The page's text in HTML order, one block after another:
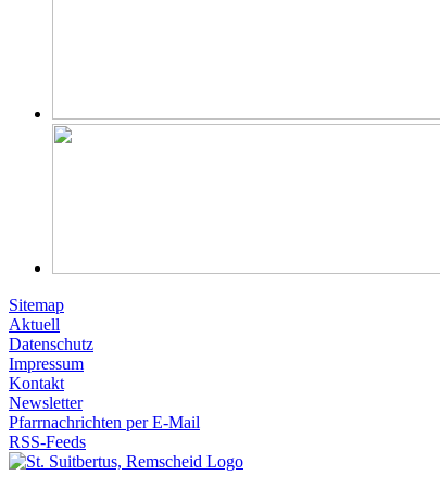
Sitemap
Aktuell
Datenschutz
Impressum
Kontakt
Newsletter
Pfarrnachrichten per E-Mail
RSS-Feeds